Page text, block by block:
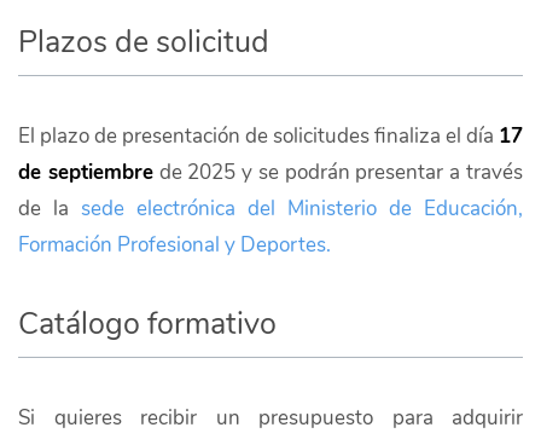
Plazos de solicitud
El plazo de presentación de solicitudes finaliza el día 17
de septiembrede 2025y se podrán presentar a través
de la sede electrónica del Ministerio de Educación,
Formación Profesional y Deportes.
Catálogo formativo
Si quieres recibir un presupuesto para adquirir